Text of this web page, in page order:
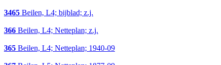
3465 Beilen, L4; bijblad; z.j.
366 Beilen, L4; Netteplan; z.j.
365 Beilen, L4; Netteplan; 1940-09